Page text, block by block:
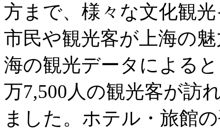
方まで、様々な文化観
市民や観光客が上海の
海の観光データによる
万7,500人の観光客が訪
ました。ホテル・旅館